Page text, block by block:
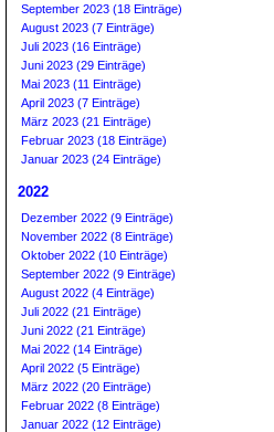
September 2023 (18 Einträge)
August 2023 (7 Einträge)
Juli 2023 (16 Einträge)
Juni 2023 (29 Einträge)
Mai 2023 (11 Einträge)
April 2023 (7 Einträge)
März 2023 (21 Einträge)
Februar 2023 (18 Einträge)
Januar 2023 (24 Einträge)
2022
Dezember 2022 (9 Einträge)
November 2022 (8 Einträge)
Oktober 2022 (10 Einträge)
September 2022 (9 Einträge)
August 2022 (4 Einträge)
Juli 2022 (21 Einträge)
Juni 2022 (21 Einträge)
Mai 2022 (14 Einträge)
April 2022 (5 Einträge)
März 2022 (20 Einträge)
Februar 2022 (8 Einträge)
Januar 2022 (12 Einträge)